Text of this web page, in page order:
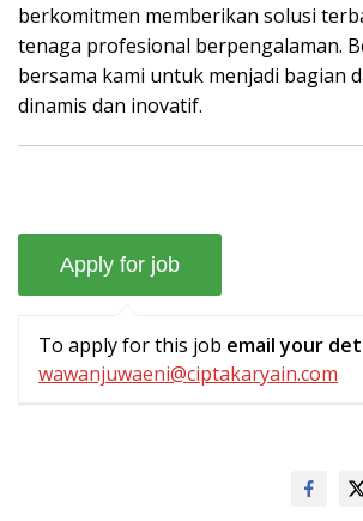
berkomitmen memberikan solusi
tenaga profesional berpengalaman.
bersama kami untuk menjadi bagian
dinamis dan inovatif.
To apply for this job email your
wawanjuwaeni@ciptakaryain.com